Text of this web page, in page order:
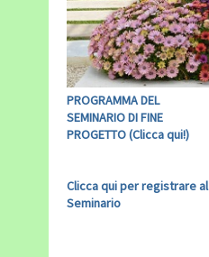
PROGRAMMA DEL
SEMINARIO DI FINE
PROGETTO (Clicca qui!)
Clicca qui per registrare al
Seminario